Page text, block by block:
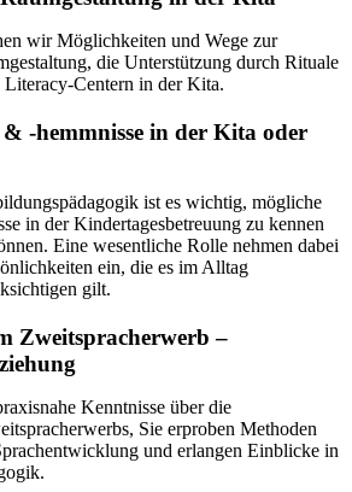
wir Möglichkeiten und Wege zur
die Unterstützung durch Rituale
Centern in der Kita.
-hemmnisse in der Kita oder
ist es wichtig, mögliche
in der Kindertagesbetreuung zu kennen
Eine wesentliche Rolle nehmen dabei
ein, die es im Alltag
gilt.
Zweitspracherwerb –
Kenntnisse über die
Sie erproben Methoden
und erlangen Einblicke in